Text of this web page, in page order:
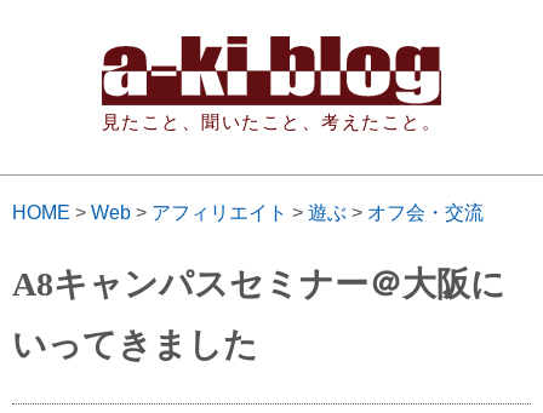
見たこと、聞いたこと、考えたこと。
HOME > Web > アフィリエイト > 遊ぶ > オフ会・交流
A8キャンパスセミナー＠大阪に
いってきました